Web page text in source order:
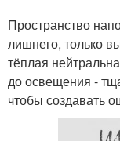
Пространство
лишнего, только
тёплая
до освещения -
чтобы создавать